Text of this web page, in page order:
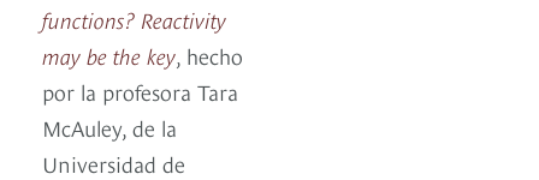
functions? Reactivity
may be the key, hecho
por la profesora Tara
McAuley, de la
Universidad de